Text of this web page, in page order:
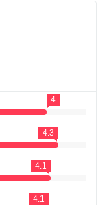
4
4.3
4.1
4.1